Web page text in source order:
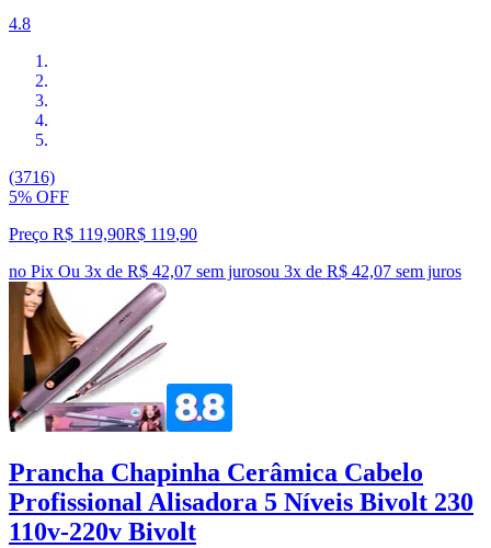
4.8
(3716)
5% OFF
Preço R$ 119,90R$ 119,90
no Pix Ou 3x de R$ 42,07 sem jurosou 3x de R$ 42,07 sem juros
Prancha Chapinha Cerâmica Cabelo
Profissional Alisadora 5 Níveis Bivolt 230
110v-220v Bivolt